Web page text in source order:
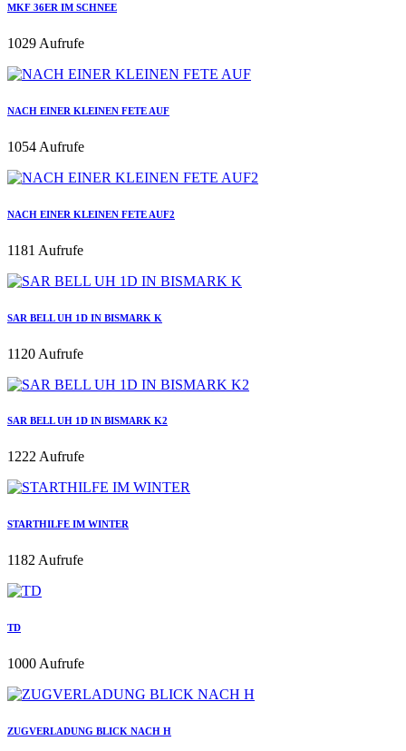
MKF 36ER IM SCHNEE
1029 Aufrufe
NACH EINER KLEINEN FETE AUF
1054 Aufrufe
NACH EINER KLEINEN FETE AUF2
1181 Aufrufe
SAR BELL UH 1D IN BISMARK K
1120 Aufrufe
SAR BELL UH 1D IN BISMARK K2
1222 Aufrufe
STARTHILFE IM WINTER
1182 Aufrufe
TD
1000 Aufrufe
ZUGVERLADUNG BLICK NACH H